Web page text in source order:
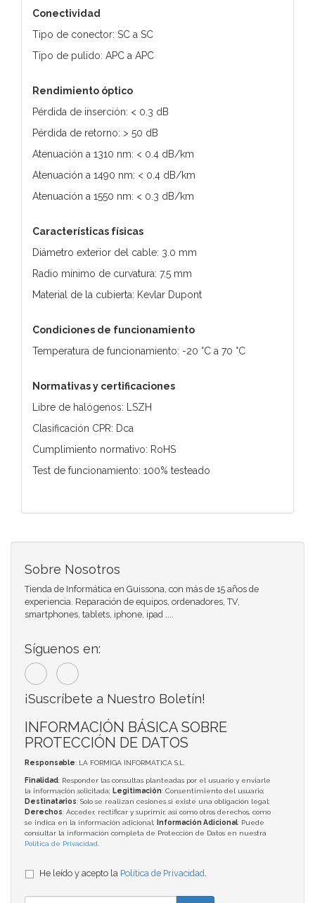
Conectividad
Tipo de conector: SC a SC
Tipo de pulido: APC a APC
Rendimiento óptico
Pérdida de inserción: < 0.3 dB
Pérdida de retorno: > 50 dB
Atenuación a 1310 nm: < 0.4 dB/km
Atenuación a 1490 nm: < 0.4 dB/km
Atenuación a 1550 nm: < 0.3 dB/km
Características físicas
Diámetro exterior del cable: 3.0 mm
Radio mínimo de curvatura: 7.5 mm
Material de la cubierta: Kevlar Dupont
Condiciones de funcionamiento
Temperatura de funcionamiento: -20 °C a 70 °C
Normativas y certificaciones
Libre de halógenos: LSZH
Clasificación CPR: Dca
Cumplimiento normativo: RoHS
Test de funcionamiento: 100% testeado
Sobre Nosotros
Tienda de Informática en Guissona, con más de 15 años de
experiencia. Reparación de equipos, ordenadores, TV,
smartphones, tablets, iphone, ipad ....
Síguenos en:
¡Suscríbete a Nuestro Boletín!
INFORMACIÓN BÁSICA SOBRE
PROTECCIÓN DE DATOS
Responsable: LA FORMIGA INFORMATICA S.L.
Finalidad: Responder las consultas planteadas por el usuario y enviarle
la información solicitada; Legitimación: Consentimiento del usuario;
Destinatarios: Solo se realizan cesiones si existe una obligación legal;
Derechos: Acceder, rectificar y suprimir, así como otros derechos, como
se indica en la información adicional;
Información Adicional: Puede
consultar la información completa de Protección de Datos en nuestra
Política de Privacidad
He leído y acepto la Política de Privacidad